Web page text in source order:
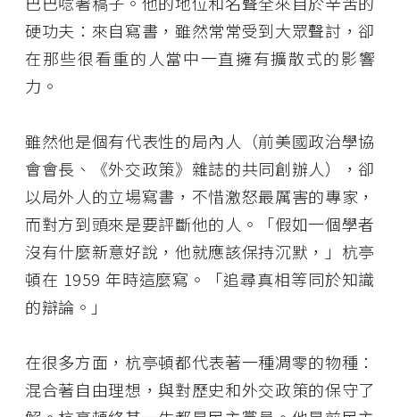
硬功夫：來自寫書，雖然常常受到大眾聲討，卻
在那些很看重的人當中一直擁有擴散式的影響
力。
雖然他是個有代表性的局內人（前美國政治學協
會會長、《外交政策》雜誌的共同創辦人），卻
以局外人的立場寫書，不惜激怒最厲害的專家，
而對方到頭來是要評斷他的人。「假如一個學者
沒有什麼新意好說，他就應該保持沉默，」杭亭
頓在 1959 年時這麼寫。「追尋真相等同於知識
的辯論。」
在很多方面，杭亭頓都代表著一種凋零的物種：
混合著自由理想，與對歷史和外交政策的保守了